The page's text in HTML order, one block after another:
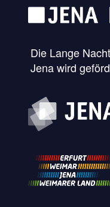
Die Lange
Jena wird